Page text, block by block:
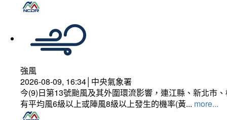
強風
2026-08-09, 16:34│中央氣象署
今(9)日第13號颱風及其外圍環流影響，連江縣、新北市
有平均風6級以上或陣風8級以上發生的機率(黃... more...